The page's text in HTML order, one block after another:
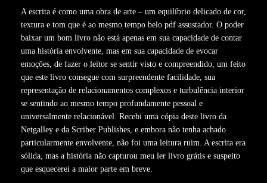
A escrita é como uma obra de arte – um equilíbrio delicado de cor,
textura e tom que é ao mesmo tempo belo pdf assustador. O poder
baixar um bom livro não está apenas em sua capacidade de contar
uma história envolvente, mas em sua capacidade de evocar
emoções, de fazer o leitor se sentir visto e compreendido, um feito
que este livro consegue com surpreendente facilidade, sua
representação de relacionamentos complexos e turbulência interior
se sentindo ao mesmo tempo profundamente pessoal e
universalmente relacionável. Recebi uma cópia deste livro da
Netgalley e da Scriber Publishes, e embora não tenha achado
particularmente envolvente, não foi uma leitura ruim. A escrita era
sólida, mas a história não capturou meu ler livro grátis e suspeito
que esquecerei a maior parte em breve.